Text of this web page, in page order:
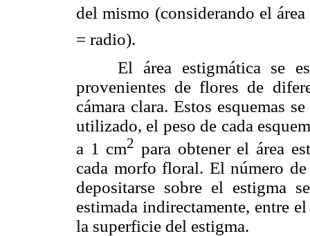
del mismo (considerando el
= radio).
El área estigmática se
provenientes de flores de
cámara clara. Estos esquemas
utilizado, el peso de cada
a 1 cm2 para obtener el área
cada morfo floral. El número
depositarse sobre el estigma
estimada indirectamente, entre
la superficie del estigma.